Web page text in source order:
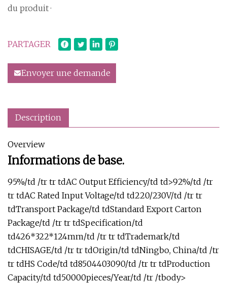
du produit ·
PARTAGER
Envoyer une demande
Description
Overview
Informations de base.
95%/td /tr tr tdAC Output Efficiency/td td>92%/td /tr
tr tdAC Rated Input Voltage/td td220/230V/td /tr tr
tdTransport Package/td tdStandard Export Carton
Package/td /tr tr tdSpecification/td
td426*322*124mm/td /tr tr tdTrademark/td
tdCHISAGE/td /tr tr tdOrigin/td tdNingbo, China/td /tr
tr tdHS Code/td td8504403090/td /tr tr tdProduction
Capacity/td td50000pieces/Year/td /tr /tbody>